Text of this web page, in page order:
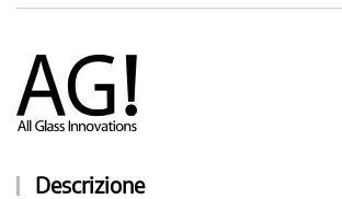
Descrizione